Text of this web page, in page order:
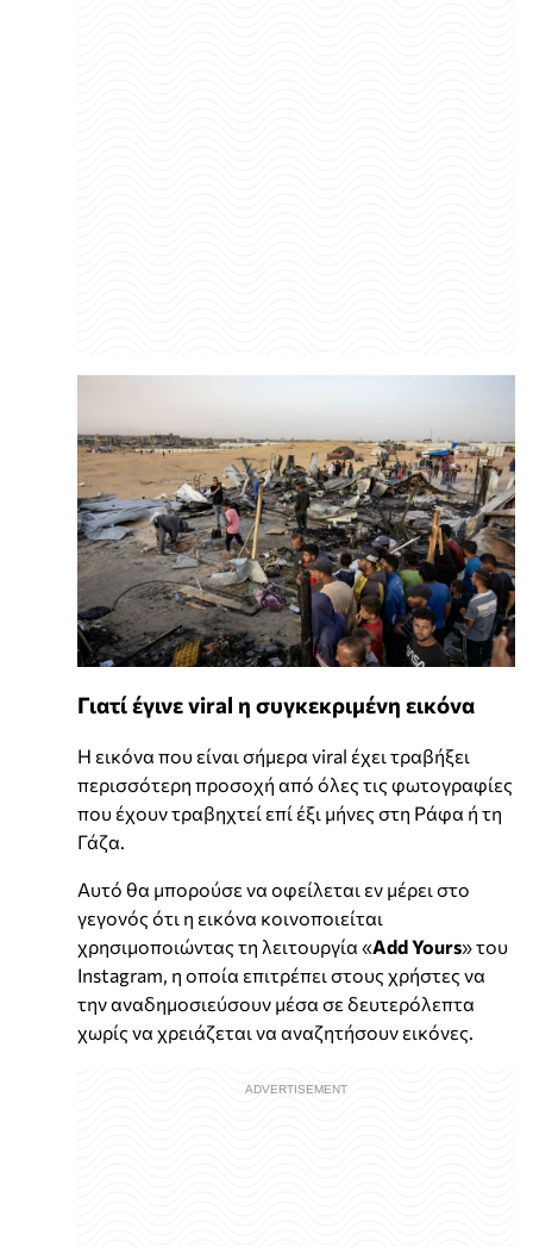
Γιατί έγινε viral η συγκεκριμένη εικόνα
Η εικόνα που είναι σήμερα viral έχει τραβήξει
περισσότερη προσοχή από όλες τις φωτογραφίες
που έχουν τραβηχτεί επί έξι μήνες στη Ράφα ή τη
Γάζα.
Αυτό θα μπορούσε να οφείλεται εν μέρει στο
γεγονός ότι η εικόνα κοινοποιείται
χρησιμοποιώντας τη λειτουργία «Add Yours» του
Instagram, η οποία επιτρέπει στους χρήστες να
την αναδημοσιεύσουν μέσα σε δευτερόλεπτα
χωρίς να χρειάζεται να αναζητήσουν εικόνες.